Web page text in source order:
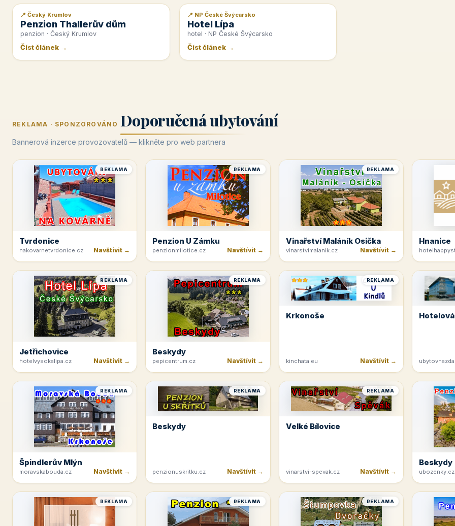
📰 PR článek
📍 Český Krumlov
Penzion Thallerův dům
penzion · Český Krumlov
Číst článek →
📰 PR článek
📍 NP České Švýcarsko
Hotel Lípa
hotel · NP České Švýcarsko
Číst článek →
REKLAMA · SPONZOROVÁNO Doporučená ubytování
Bannerová inzerce provozovatelů — klikněte pro web partnera
REKLAMA
Tvrdonice
nakovarnetvrdonice.cz Navštívit →
REKLAMA
Penzion U Zámku
penzionmilotice.cz Navštívit →
REKLAMA
Vinařství Maláník Osička
vinarstvimalanik.cz Navštívit →
Hnanice
REKLAMA
Jetřichovice
hotelvysokalipa.cz Navštívit →
REKLAMA
Beskydy
pepicentrum.cz Navštívit →
REKLAMA
Krkonoše
kinchata.eu Navštívit →
REKLAMA
Špindlerův Mlýn
moravskabouda.cz Navštívit →
REKLAMA
Beskydy
penzionuskritku.cz Navštívit →
REKLAMA
Velké Bílovice
vinarstvi-spevak.cz Navštívit →
Beskydy
ubozenky.cz
REKLAMA REKLAMA REKLAMA